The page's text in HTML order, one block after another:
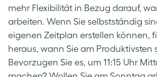
mehr Flexibilität in Bezug darauf,
arbeiten. Wenn Sie selbstständig
eigenen Zeitplan erstellen können,
heraus, wann Sie am Produktivsten
Bevorzugen Sie es, um 11:15 Uhr